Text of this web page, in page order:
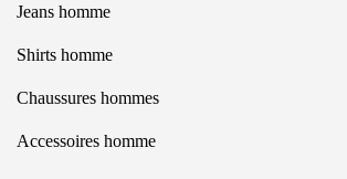
Jeans homme
Shirts homme
Chaussures hommes
Accessoires homme